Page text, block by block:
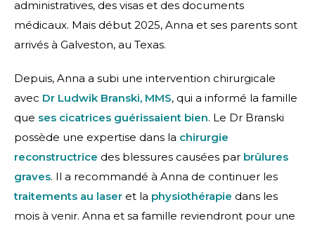
administratives, des visas et des documents
médicaux. Mais début 2025, Anna et ses parents sont
arrivés à Galveston, au Texas.
Depuis, Anna a subi une intervention chirurgicale
avec Dr Ludwik Branski, MMS, qui a informé la famille
que ses cicatrices guérissaient bien. Le Dr Branski
possède une expertise dans la chirurgie
reconstructrice des blessures causées par brûlures
graves. Il a recommandé à Anna de continuer les
traitements au laser et la physiothérapie dans les
mois à venir. Anna et sa famille reviendront pour une